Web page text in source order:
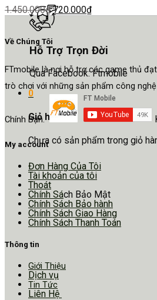
Hỗ Trợ Trọn Đời
Qua Facebook: Ftmobile
0
Giỏ hàng
Chưa có sản phẩm trong giỏ
1.450.000₫ 720.000₫
Về Chúng Tôi
FTmobile là nơi hỗ trợ các game thủ
trò chơi với những sản phẩm công
Chính Bạn.
My account
Đơn Hàng Của Tôi
Tài khoản của tôi
Thoát
Chính Sách Bảo Mật
Chính Sách Bảo hành
Chính Sách Giao Hàng
Chính Sách Thanh Toán
Thông tin
Giới Thiệu
Dịch vụ
Tin Tức
Liên Hệ